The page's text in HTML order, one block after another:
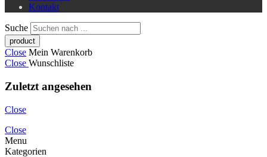
Kontakt
Suche
Close Mein Warenkorb
Close Wunschliste
Zuletzt angesehen
Close
Close
Menu
Kategorien